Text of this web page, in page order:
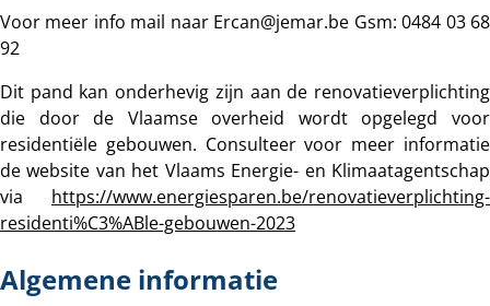
Voor meer info mail naar Ercan@jemar.be Gsm: 0484 03 68
92
Dit pand kan onderhevig zijn aan de renovatieverplichting
die door de Vlaamse overheid wordt opgelegd voor
residentiële gebouwen. Consulteer voor meer informatie
de website van het Vlaams Energie- en Klimaatagentschap
via https://www.energiesparen.be/renovatieverplichting-
residenti%C3%ABle-gebouwen-2023
Algemene informatie